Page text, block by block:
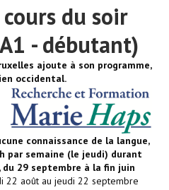
du soir
- débutant)
ajoute à son programme,
occidental.
connaissance de la langue,
par semaine (le jeudi) durant
du 29 septembre à la fin juin
22 août au jeudi 22 septembre